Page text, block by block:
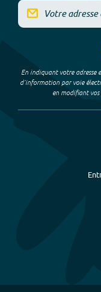
En indiquant votre adresse
d’information par voie
en modifiant vos